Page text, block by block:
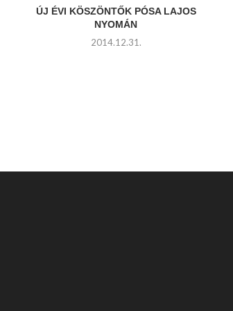
ÚJ ÉVI KÖSZÖNTŐK PÓSA LAJOS
NYOMÁN
2014.12.31.